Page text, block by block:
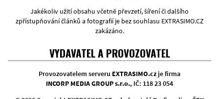
Jakékoliv užití obsahu včetně převzetí, šíření či dalšího
zpřístupňování článků a fotografií je bez souhlasu EXTRASIMO.CZ
zakázáno.
VYDAVATEL A PROVOZOVATEL
Provozovatelem serveru EXTRASIMO.czje firma
INCORP MEDIA GROUP s.r.o., IČ: 118 23 054